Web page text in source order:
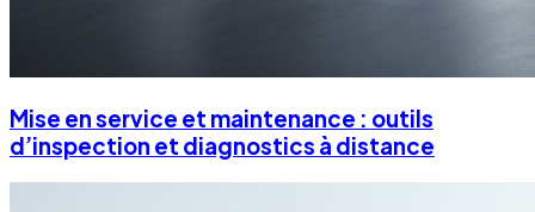
Mise en service et maintenance : outils
d’inspection et diagnostics à distance